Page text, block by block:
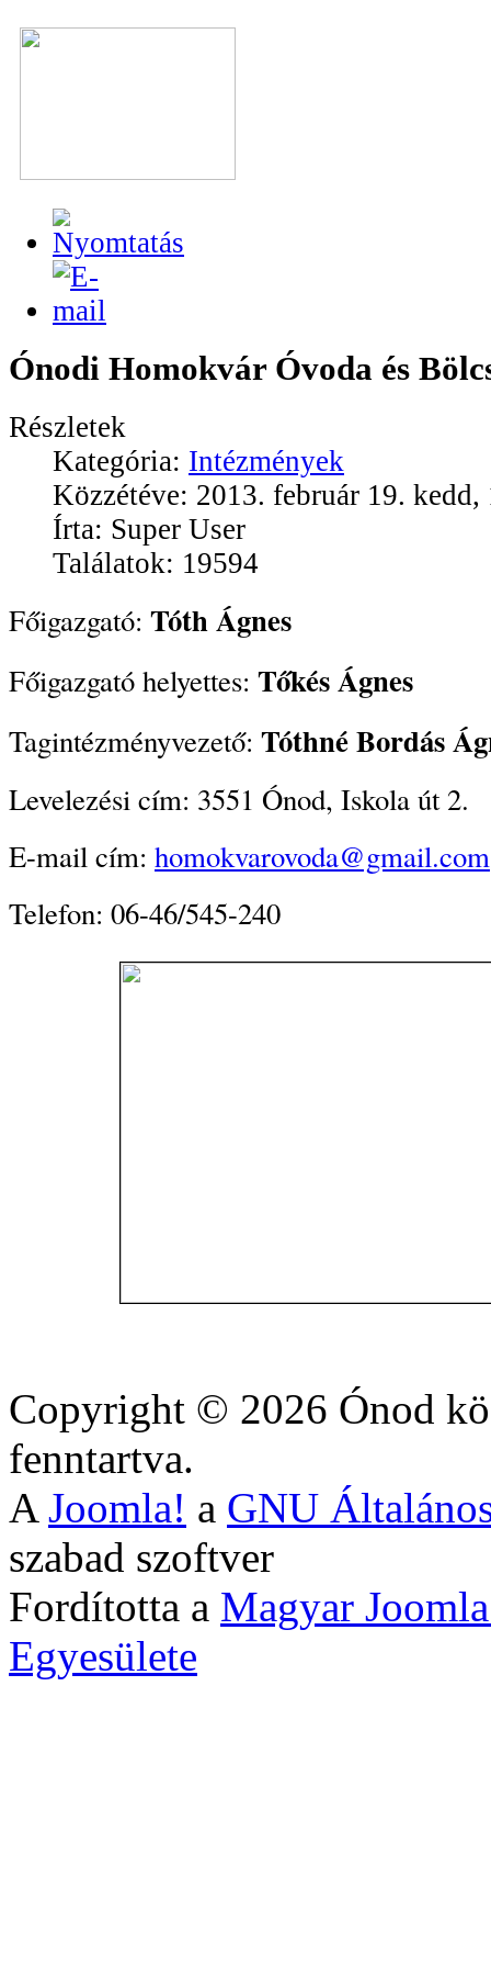
Ónodi Homokvár Óvoda és
Részletek
Kategória: Intézmények
Közzétéve: 2013. február 19. kedd,
Írta: Super User
Találatok: 19594
Főigazgató: Tóth Ágnes
Főigazgató helyettes: Tőkés Ágnes
Tagintézményvezető: Tóthné Bordás
Levelezési cím: 3551 Ónod, Iskola út 2.
E-mail cím: homokvarovoda@gmail.com
Telefon: 06-46/545-240
Copyright © 2026 Ónod
fenntartva.
A Joomla! a GNU
szabad szoftver
Fordította a Magyar
Egyesülete